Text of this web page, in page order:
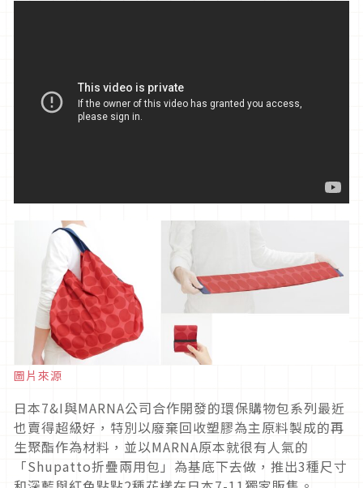
圖片來源
日本7&I與MARNA公司合作開發的環保購物包系列最近
也賣得超級好，特別以廢棄回收塑膠為主原料製成的再
生聚酯作為材料，並以MARNA原本就很有人氣的
「Shupatto折疊兩用包」為基底下去做，推出3種尺寸